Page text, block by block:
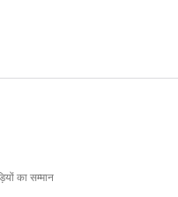
का सम्मान